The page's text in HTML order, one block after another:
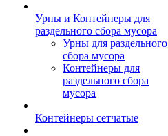
Урны и Контейнеры для
раздельного сбора мусора
Урны для раздельного
сбора мусора
Контейнеры для
раздельного сбора
мусора
Контейнеры сетчатые